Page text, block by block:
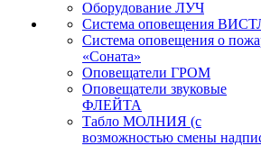
Оборудование ЛУЧ
Система оповещения
Система оповещения о
«Соната»
Оповещатели ГРОМ
Оповещатели звуковые
ФЛЕЙТА
Табло МОЛНИЯ (с
возможностью смены